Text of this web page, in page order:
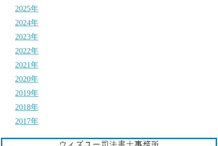
2025年
2024年
2023年
2022年
2021年
2020年
2019年
2018年
2017年